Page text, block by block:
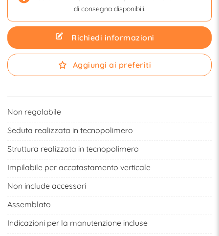
di consegna disponibili.
Richiedi informazioni
Aggiungi ai preferiti
Non regolabile
Seduta realizzata in tecnopolimero
Struttura realizzata in tecnopolimero
Impilabile per accatastamento verticale
Non include accessori
Assemblato
Indicazioni per la manutenzione incluse